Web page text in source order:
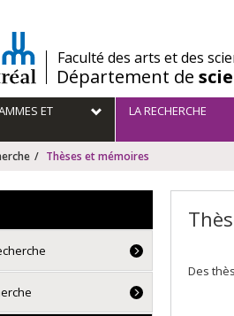
/Faculté des arts et des
Département de
ET LA RECHERCHE
Thèses et mémoires
Des